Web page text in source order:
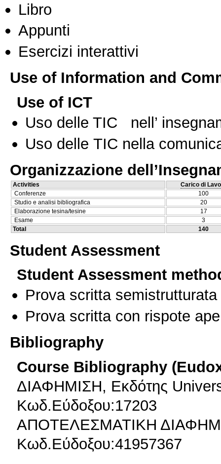
Libro
Appunti
Esercizi interattivi
Use of Information and
Use of ICT
Uso delle TIC nell’
Uso delle TIC nella
Organizzazione
Activities
Carico di
Conferenze
100
Studio e analisi bibliografica
20
Elaborazione tesina/tesine
17
Esame
3
Total
140
Student Assessment
Student Assessment
Prova scritta
Prova scritta con rispote
Bibliography
Course Bibliography
ΔΙΑΦΗΜΙΣΗ, Εκδότης
Κωδ.Εύδοξου:17203
ΑΠΟΤΕΛΕΣΜΑΤΙΚΗ
Κωδ.Εύδοξου:41957367